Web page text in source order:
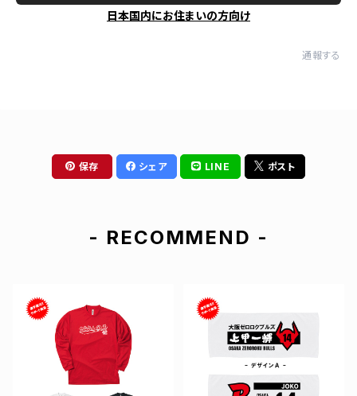
日本国内にお住まいの方向け
通報する
保存 シェア LINE ポスト
- RECOMMEND -